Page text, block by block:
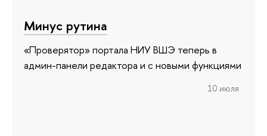
Минус рутина
«Проверятор» портала НИУ ВШЭ теперь в
админ-панели редактора и с новыми функциями
10 июля